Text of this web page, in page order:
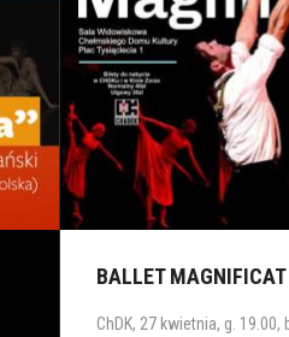
BALLET MAGNIFICAT
ChDK, 27 kwietnia, g. 19.00,